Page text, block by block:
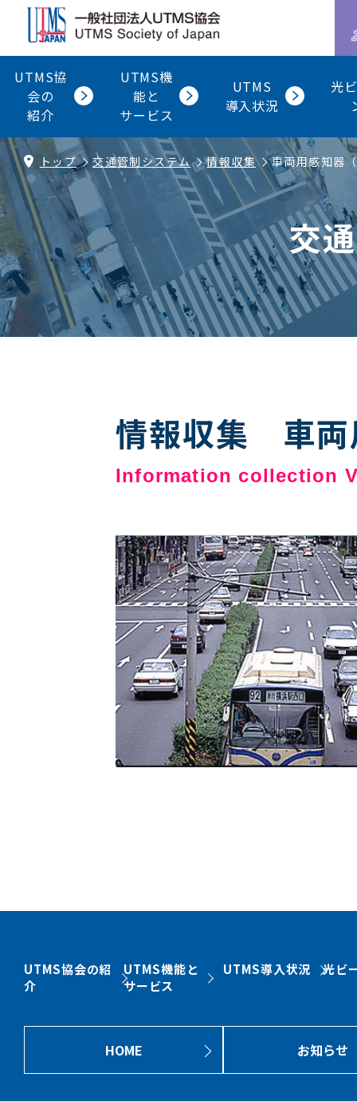
UTMS協
会の
紹介
UTMS機
能と
サービス
UTMS
導入状況
光
トップ 交通管制システム 情報収集 車両用感知器
交
情報収集 車両
Information collection
UTMS協会の紹
介
UTMS機能と
サービス
UTMS導入状況 光ビ
HOME お知らせ